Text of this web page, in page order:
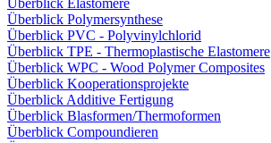
Überblick Polymersynthese
Überblick PVC - Polyvinylchlorid
Überblick TPE - Thermoplastische Elastomere
Überblick WPC - Wood Polymer Composites
Überblick Kooperationsprojekte
Überblick Additive Fertigung
Überblick Blasformen/Thermoformen
Überblick Compoundieren